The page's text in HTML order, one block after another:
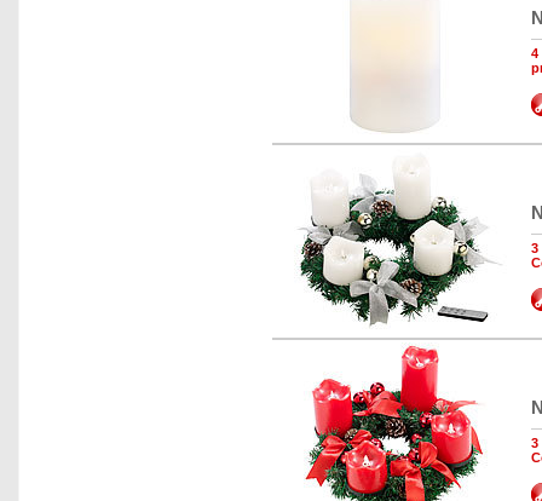
4
3
3